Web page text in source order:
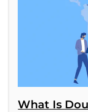
What Is